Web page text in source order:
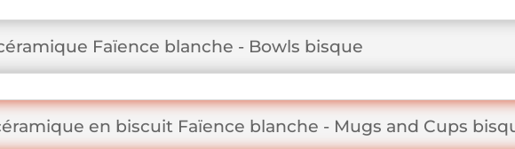
Faïence blanche - Bowls bisque
en biscuit Faïence blanche - Mugs and Cups